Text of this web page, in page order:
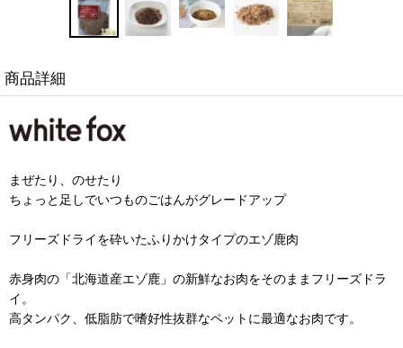
商品詳細
まぜたり、のせたり
ちょっと足しでいつものごはんがグレードアップ
フリーズドライを砕いたふりかけタイプのエゾ鹿肉
赤身肉の「北海道産エゾ鹿」の新鮮なお肉をそのままフリーズドラ
イ。
高タンパク、低脂肪で嗜好性抜群なペットに最適なお肉です。